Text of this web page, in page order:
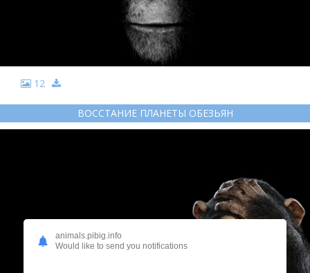
12
ВОССТАНИЕ ПЛАНЕТЫ ОБЕЗЬЯН
animals.pibig.info
Would like to send you notifications